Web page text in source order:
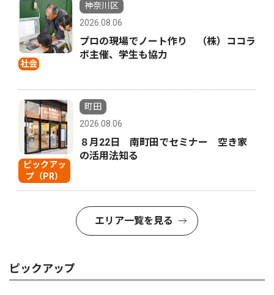
社会
神奈川区
2026.08.06
プロの現場でノート作り （株）ココラ
ボ主催、学生も協力
ピックアッ
プ（PR）
町田
2026.08.06
８月22日 南町田でセミナー 空き家
の活用法知る
エリア一覧を見る
ピックアップ